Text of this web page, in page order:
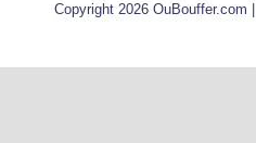
Copyright 2026 OuBouffer.com